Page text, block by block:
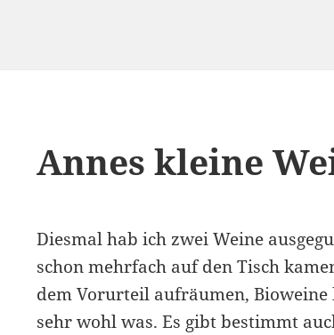
Annes kleine
Diesmal hab ich zwei Weine
schon mehrfach auf den Tisch
dem Vorurteil aufräumen,
sehr wohl was. Es gibt bestimmt